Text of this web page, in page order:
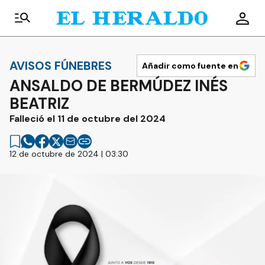
AVISOS FÚNEBRES Añadir como fuente en
ANSALDO DE BERMÚDEZ INÉS
BEATRIZ
Falleció el 11 de octubre del 2024
12 de octubre de 2024 | 03:30